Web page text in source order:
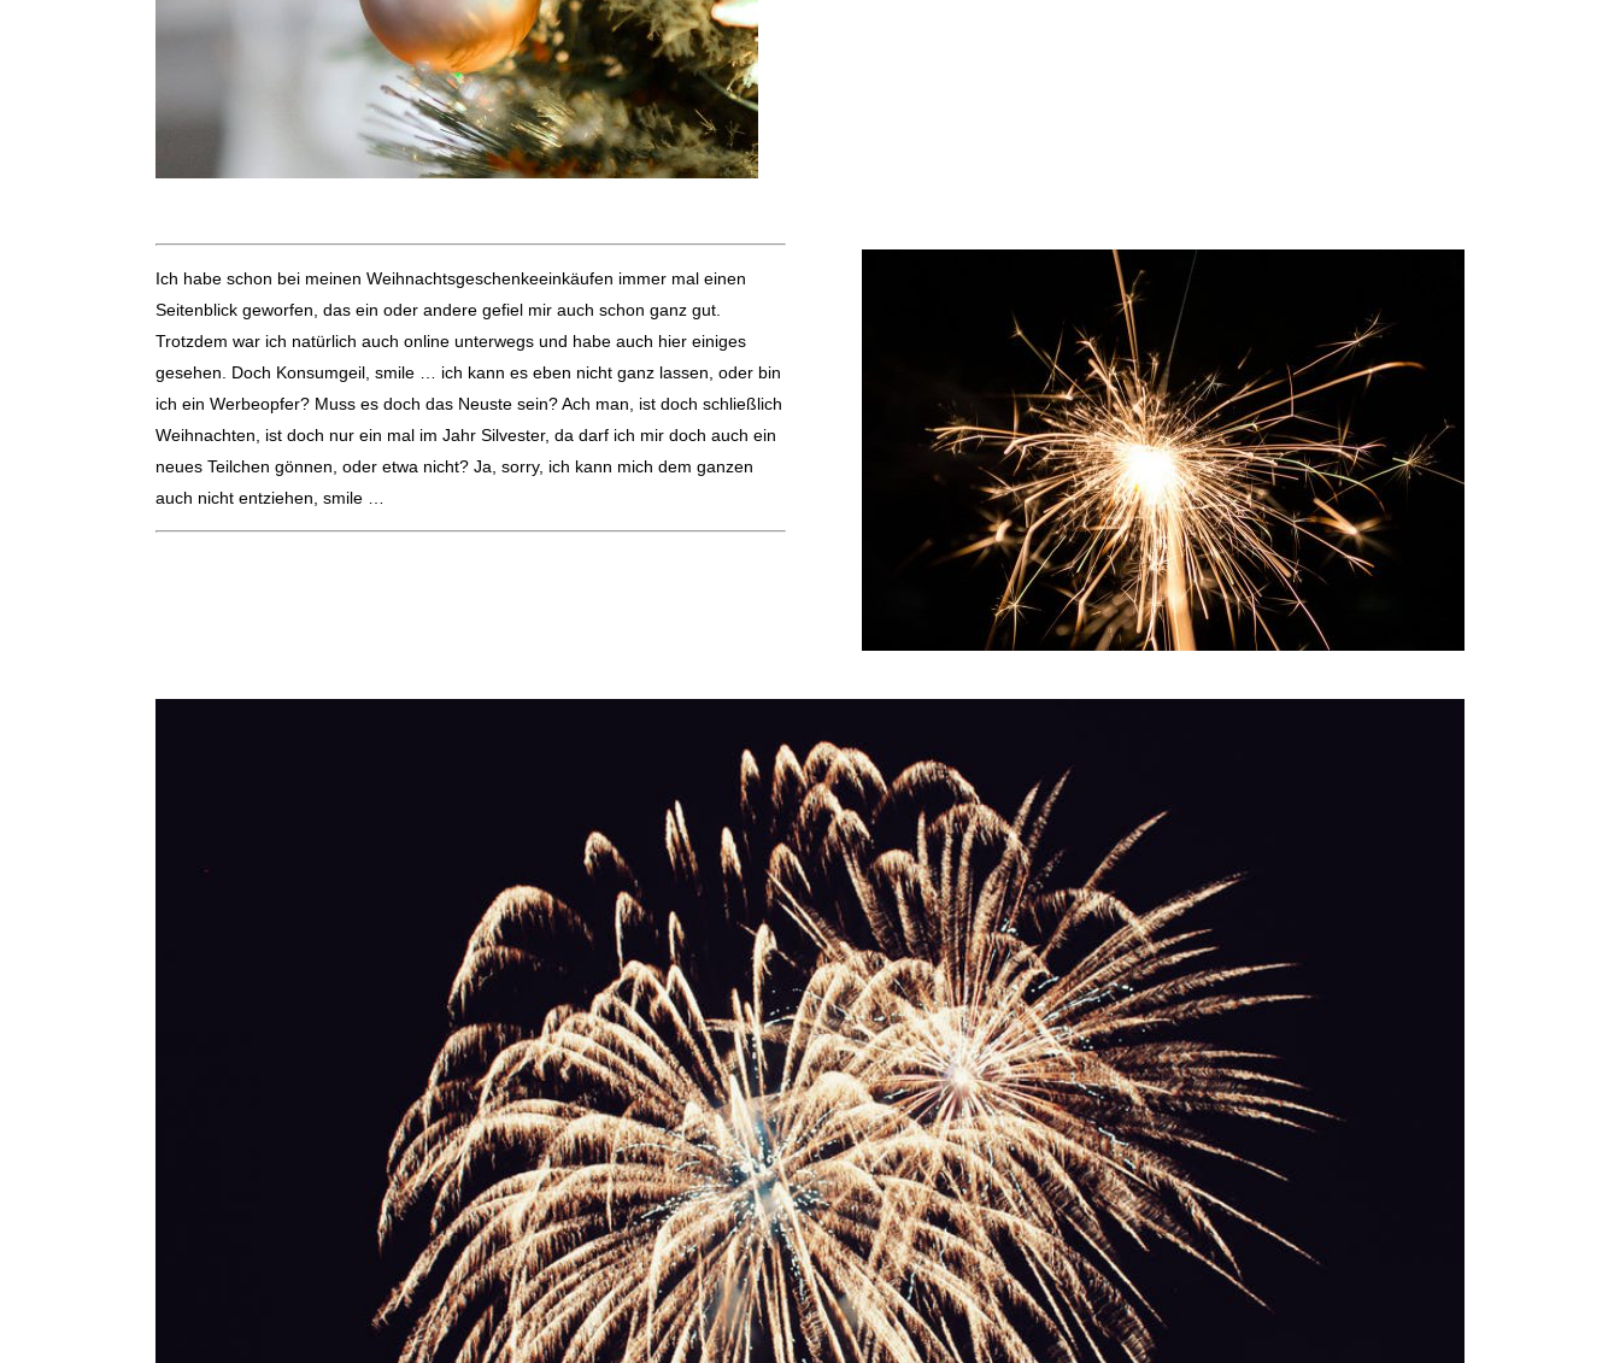
Ich habe schon bei meinen Weihnachtsgeschenkeeinkäufen immer mal einen
Seitenblick geworfen, das ein oder andere gefiel mir auch schon ganz gut.
Trotzdem war ich natürlich auch online unterwegs und habe auch hier einiges
gesehen. Doch Konsumgeil, smile … ich kann es eben nicht ganz lassen, oder bin
ich ein Werbeopfer? Muss es doch das Neuste sein? Ach man, ist doch schließlich
Weihnachten, ist doch nur ein mal im Jahr Silvester, da darf ich mir doch auch ein
neues Teilchen gönnen, oder etwa nicht? Ja, sorry, ich kann mich dem ganzen
auch nicht entziehen, smile …